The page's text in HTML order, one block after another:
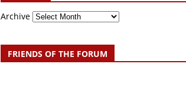
Archive
FRIENDS OF THE FORUM